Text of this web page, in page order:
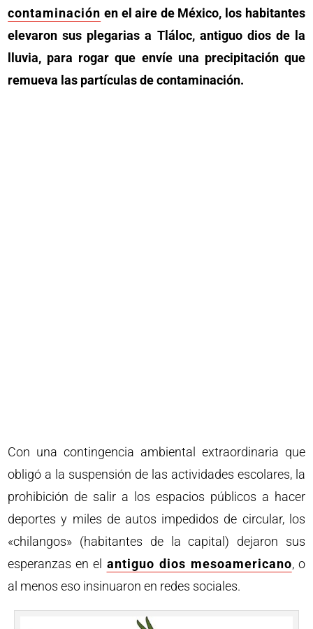
contaminación en el aire de México, los habitantes
elevaron sus plegarias a Tláloc, antiguo dios de la
lluvia, para rogar que envíe una precipitación que
remueva las partículas de contaminación.
Con una contingencia ambiental extraordinaria que
obligó a la suspensión de las actividades escolares, la
prohibición de salir a los espacios públicos a hacer
deportes y miles de autos impedidos de circular, los
«chilangos» (habitantes de la capital) dejaron sus
esperanzas en el antiguo dios mesoamericano, o
al menos eso insinuaron en redes sociales.